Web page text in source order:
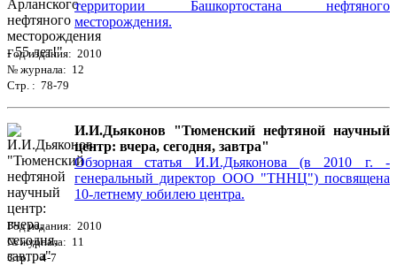
территории Башкортостана нефтяного
месторождения.
Год издания: 2010
№ журнала: 12
Стр. : 78-79
И.И.Дьяконов "Тюменский нефтяной научный
центр: вчера, сегодня, завтра"
Обзорная статья И.И.Дьяконова (в 2010 г. -
генеральный директор ООО "ТННЦ") посвящена
10-летнему юбилею центра.
Год издания: 2010
№ журнала: 11
Стр. : 4-7